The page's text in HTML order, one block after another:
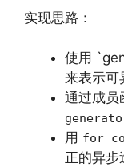
实现思路：
使用
来表示可
通过成员
用 for
正的异步